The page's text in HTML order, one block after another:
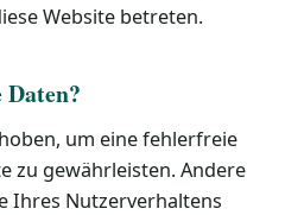
Website betreten.
um eine fehlerfreie
zu gewährleisten. Andere
Ihres Nutzerverhaltens